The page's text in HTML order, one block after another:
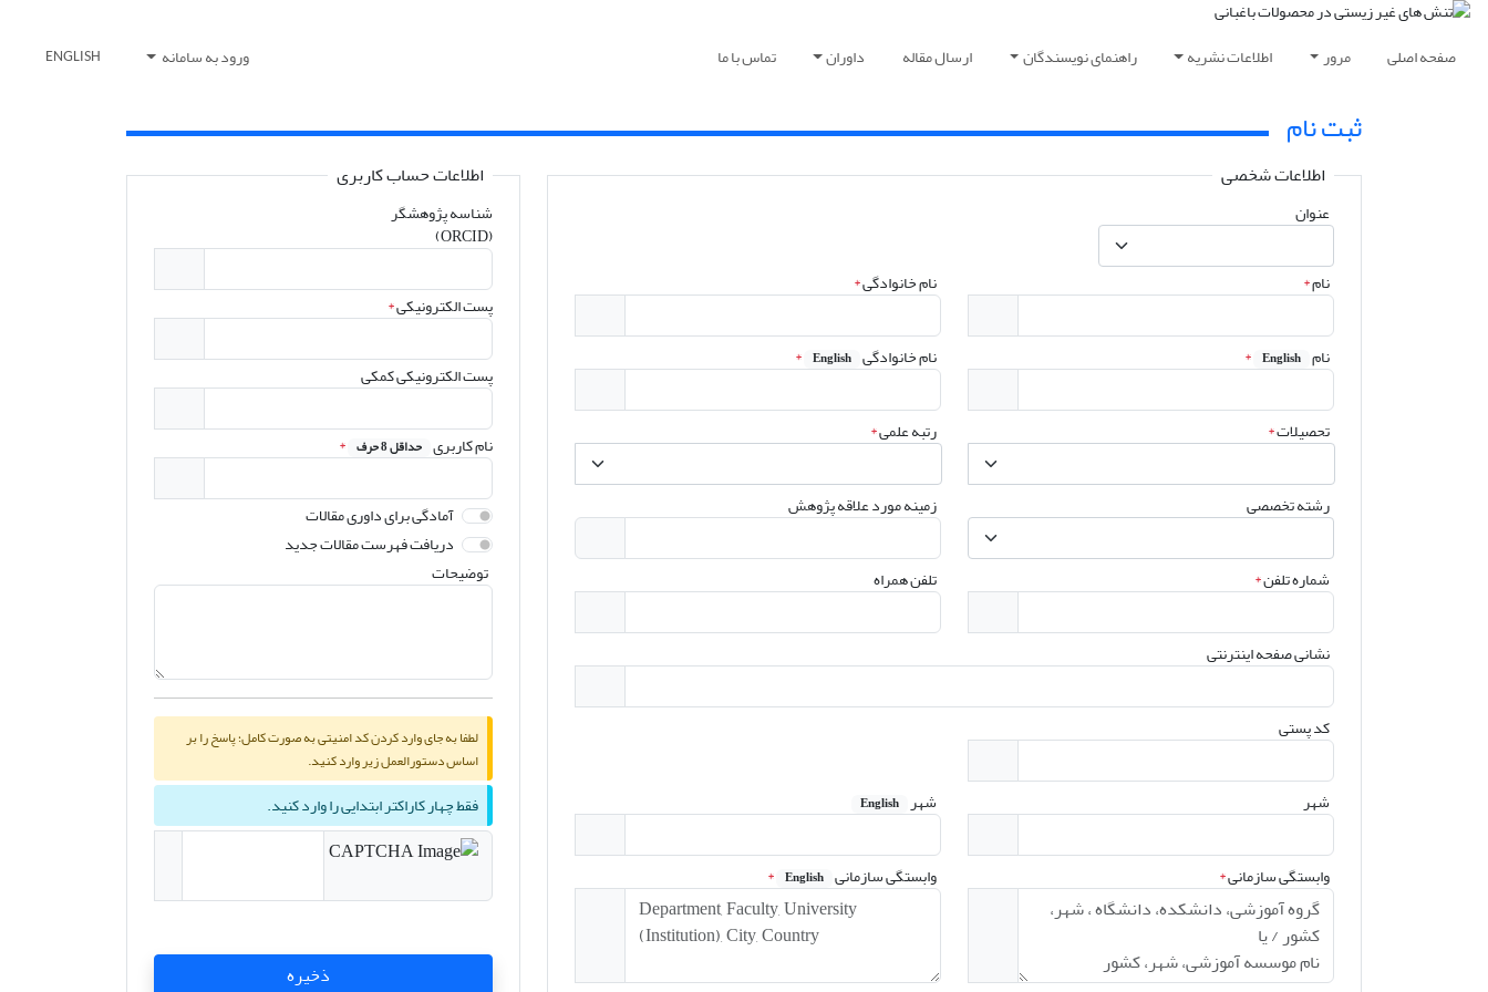
صفحه اصلی مرور اطلاعات نشریه راهنمای نویسندگان ارسال مقاله داوران تماس با ما ورود به سامانه ENGLISH
ثبت نام
اطلاعات شخصی
عنوان
نام* نام خانوادگی*
نام English
* نام خانوادگی English
*
تحصیلات* رتبه علمی*
رشته تخصصی زمینه مورد علاقه پژوهش
شماره تلفن* تلفن همراه
نشانی صفحه اینترنتی
کد پستی
شهر شهر English
وابستگی سازمانی* وابستگی سازمانی English
*
اطلاعات حساب کاربری
شناسه پژوهشگر
(ORCID)
پست الکترونیکی*
پست الکترونیکی کمکی
نام کاربری حداقل 8 حرف *
آمادگی برای داوری مقالات
دریافت فهرست مقالات جدید
توضیحات
لطفا به جای وارد کردن کد امنیتی به صورت کامل؛ پاسخ را بر
اساس دستورالعمل زیر وارد کنید.
فقط چهار کاراکتر ابتدایی را وارد کنید.
ذخیره